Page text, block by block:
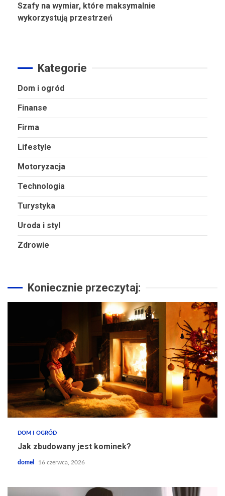
Szafy na wymiar, które maksymalnie
wykorzystują przestrzeń
Kategorie
Dom i ogród
Finanse
Firma
Lifestyle
Motoryzacja
Technologia
Turystyka
Uroda i styl
Zdrowie
Koniecznie przeczytaj:
DOM I OGRÓD
Jak zbudowany jest kominek?
domel 16 czerwca, 2026